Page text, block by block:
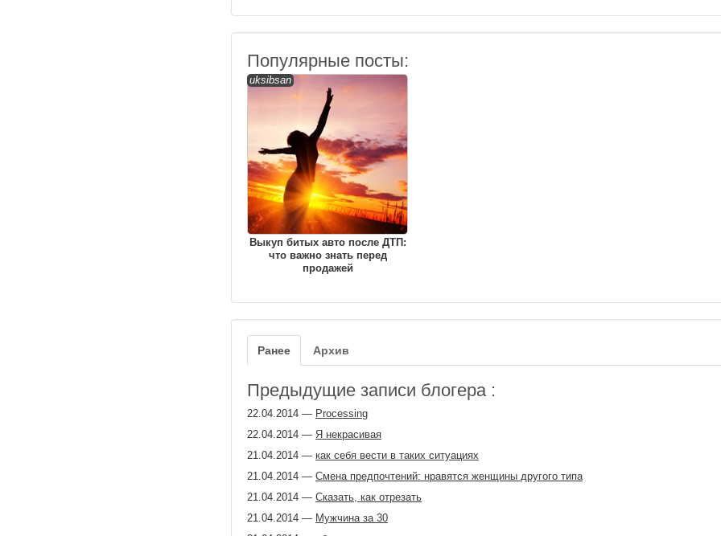
Популярные посты:
uksibsan
Выкуп битых авто после ДТП:
что важно знать перед
продажей
Ранее Архив
Предыдущие записи блогера :
22.04.2014 — Processing
22.04.2014 — Я некрасивая
21.04.2014 — как себя вести в таких ситуациях
21.04.2014 — Смена предпочтений: нравятся женщины другого типа
21.04.2014 — Сказать, как отрезать
21.04.2014 — Мужчина за 30